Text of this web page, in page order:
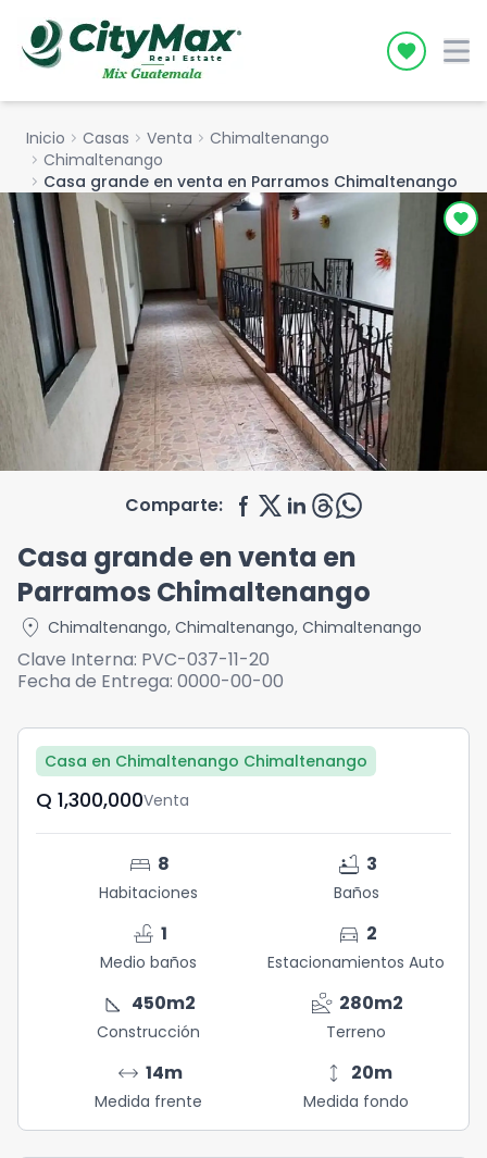
Icon
Inicio chevron_right Casas chevron_right Venta chevron_right Chimaltenango
chevron_right Chimaltenango
chevron_right Casa grande en venta en Parramos Chimaltenango
Comparte:
Casa grande en venta en
Parramos Chimaltenango
location_on Chimaltenango, Chimaltenango, Chimaltenango
Clave Interna: PVC-037-11-20
Fecha de Entrega: 0000-00-00
Casa en Chimaltenango Chimaltenango
Q	1,300,000Venta
bed 8
Habitaciones
bathtub 3
Baños
faucet 1
Medio baños
directions_car 2
Estacionamientos Auto
square_foot 450m2
Construcción
landslide 280m2
Terreno
arrow_range 14m
Medida frente
height 20m
Medida fondo